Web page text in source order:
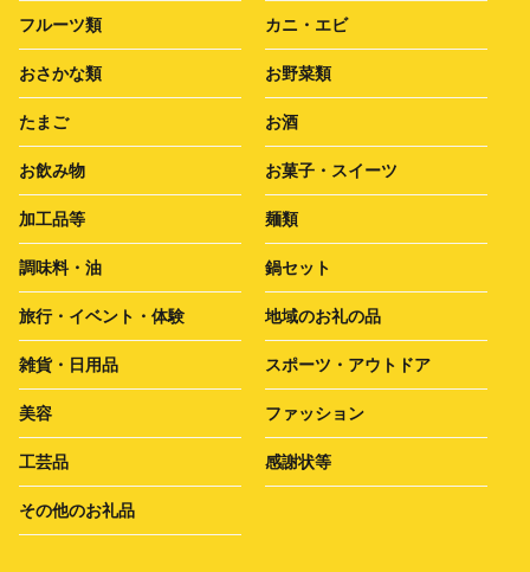
フルーツ類 カニ・エビ
おさかな類 お野菜類
たまご お酒
お飲み物 お菓子・スイーツ
加工品等 麺類
調味料・油 鍋セット
旅行・イベント・体験 地域のお礼の品
雑貨・日用品 スポーツ・アウトドア
美容 ファッション
工芸品 感謝状等
その他のお礼品